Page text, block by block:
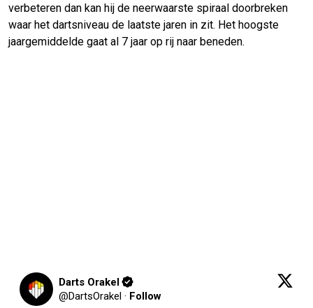
verbeteren dan kan hij de neerwaarste spiraal doorbreken
waar het dartsniveau de laatste jaren in zit. Het hoogste
jaargemiddelde gaat al 7 jaar op rij naar beneden.
Darts Orakel
@DartsOrakel · Follow